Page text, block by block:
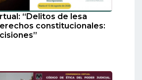
“Delitos de lesa
constitucionales: